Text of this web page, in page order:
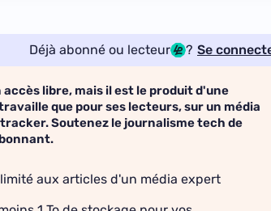
Déjà abonné ou lecteur ? Se
libre, mais il est le produit d'une
que pour ses lecteurs, sur un média
Soutenez le journalisme tech de
aux articles d'un média expert